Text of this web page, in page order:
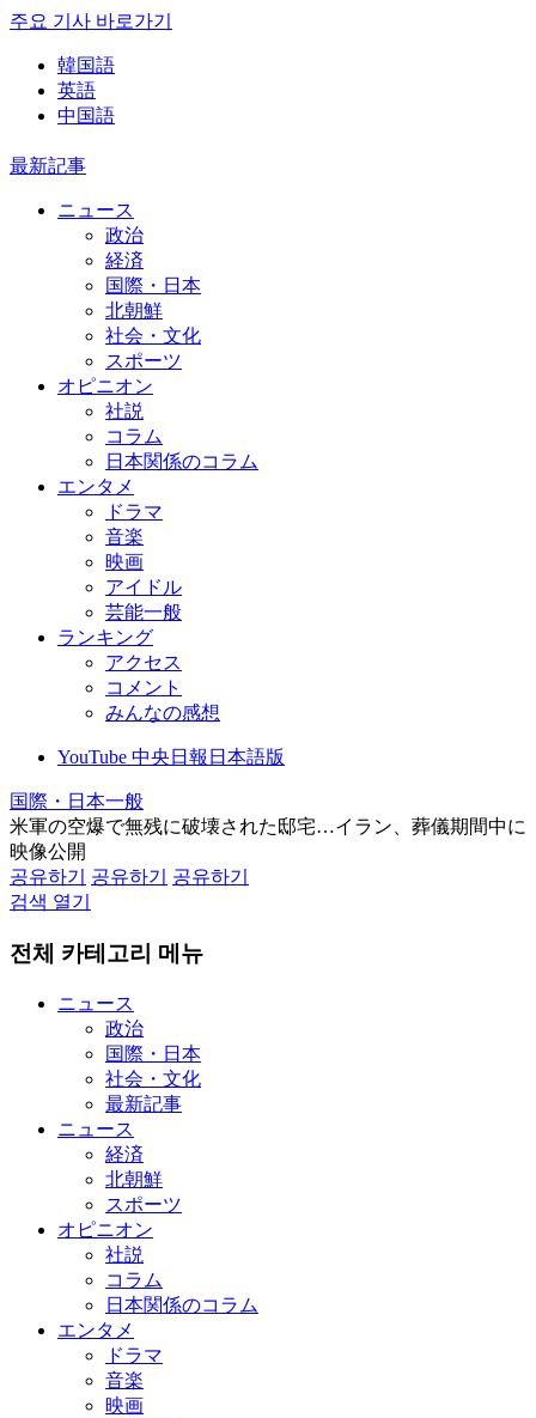
주요 기사 바로가기
韓国語
英語
中国語
最新記事
ニュース
政治
経済
国際・日本
北朝鮮
社会・文化
スポーツ
オピニオン
社説
コラム
日本関係のコラム
エンタメ
ドラマ
音楽
映画
アイドル
芸能一般
ランキング
アクセス
コメント
みんなの感想
YouTube 中央日報日本語版
国際・日本一般
米軍の空爆で無残に破壊された邸宅…イラン、葬儀期間中に
映像公開
공유하기
공유하기
공유하기
검색 열기
전체 카테고리 메뉴
ニュース
政治
国際・日本
社会・文化
最新記事
ニュース
経済
北朝鮮
スポーツ
オピニオン
社説
コラム
日本関係のコラム
エンタメ
ドラマ
音楽
映画